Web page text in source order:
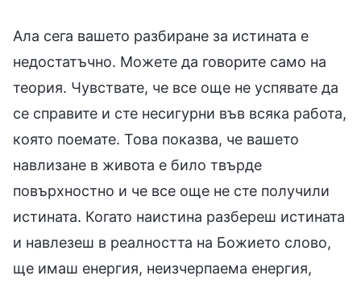
Ала сега вашето разбиране за истината е
недостатъчно. Можете да говорите само на
теория. Чувствате, че все още не успявате да
се справите и сте несигурни във всяка работа,
която поемате. Това показва, че вашето
навлизане в живота е било твърде
повърхностно и че все още не сте получили
истината. Когато наистина разбереш истината
и навлезеш в реалността на Божието слово,
ще имаш енергия, неизчерпаема енергия,